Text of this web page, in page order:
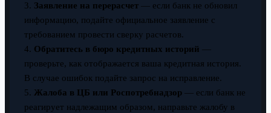
3. Заявление на перерасчет— если банк не обновил
информацию, подайте официальное заявление с
требованием провести сверку расчетов.
4. Обратитесь в бюро кредитных историй —
проверьте, как отображается ваша кредитная история.
В случае ошибок подайте запрос на исправление.
5. Жалоба в ЦБ или Роспотребнадзор— если банк не
реагирует надлежащим образом, направьте жалобу в